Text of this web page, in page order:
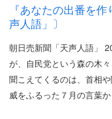
『あなたの出番を
声人語」〕
朝日売新聞「天声人語」
が、自民党という森の木
聞こえてくるのは、首相
威をふるった７月の言